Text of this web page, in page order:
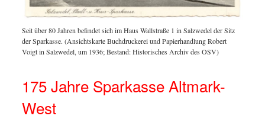
Seit über 80 Jahren befindet sich im Haus Wallstraße 1 in Salzwedel der Sitz
der Sparkasse. (Ansichtskarte Buchdruckerei und Papierhandlung Robert
Voigt in Salzwedel, um 1936; Bestand: Historisches Archiv des OSV)
175 Jahre Sparkasse Altmark-
West